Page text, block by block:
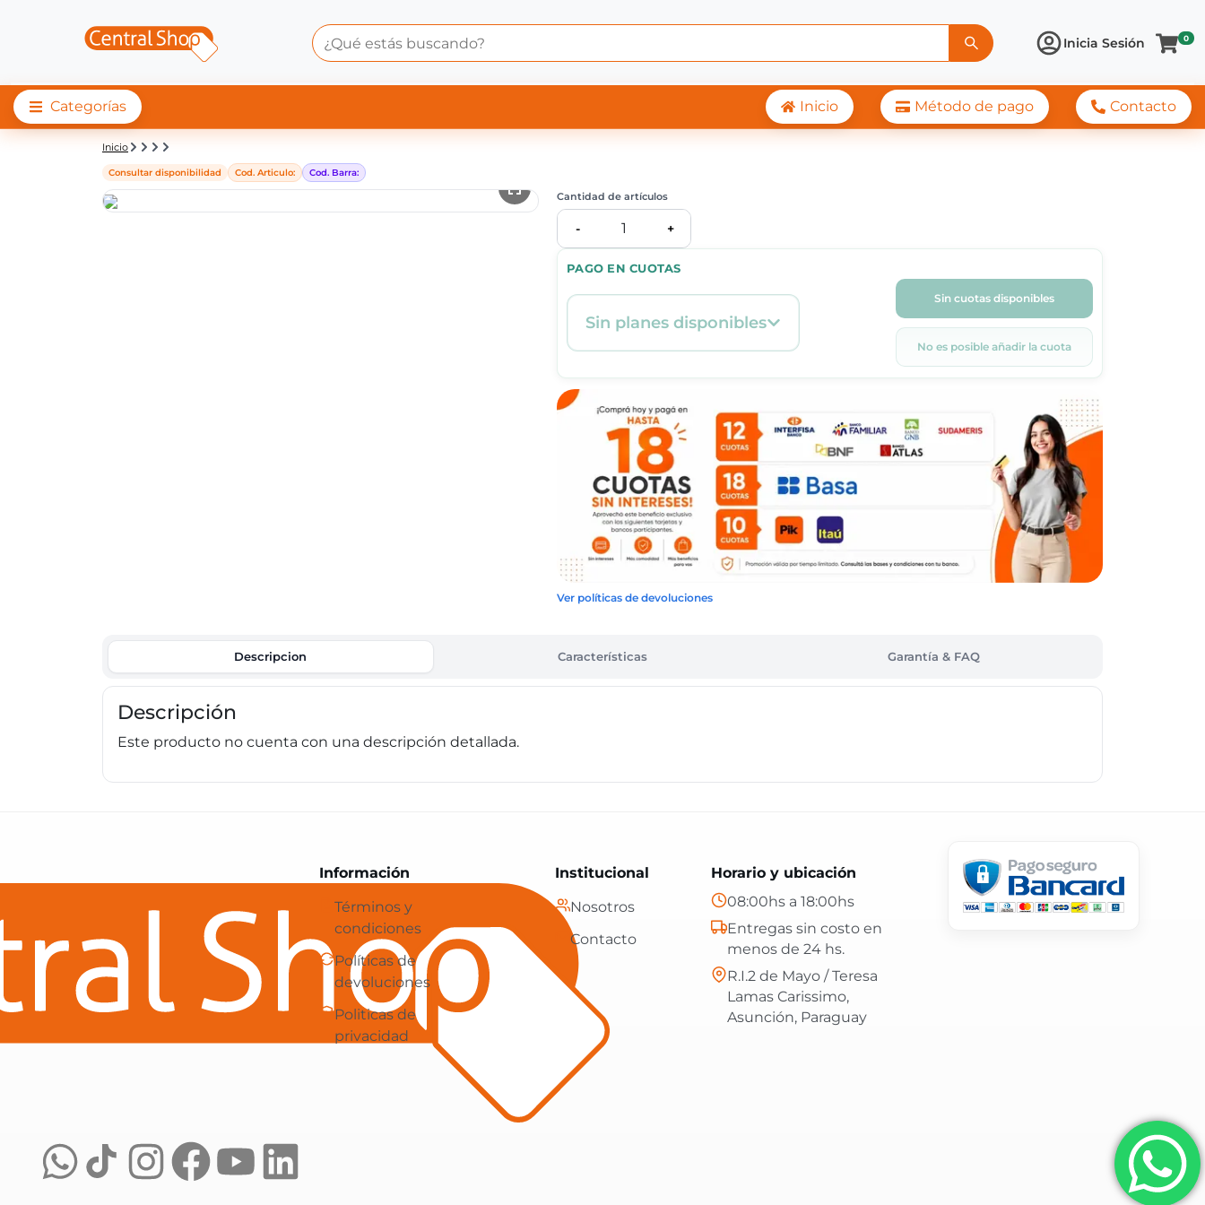
Inicia Sesión 0
Categorías Inicio Método de pago Contacto
Detalle de producto | Central Shop
Inicio
Consultar disponibilidad Cod. Articulo: Cod. Barra:
PAGO EN CUOTAS
Sin planes disponibles
Sin cuotas disponibles
No es posible añadir la cuota
Cantidad de artículos
- 1 +
Ver políticas de devoluciones
Descripcion Características Garantía & FAQ
Descripción
Este producto no cuenta con una descripción detallada.
Central Shop es tu e-commerce en Paraguay: tecnología, hogar y más, con envíos gratis en 24 hs y atención confiable.
Información
Términos y
condiciones
Políticas de
devoluciones
Politicas de
privacidad
Institucional
Nosotros
Contacto
Horario y ubicación
08:00hs a 18:00hs
Entregas sin costo en
menos de 24 hs.
R.I.2 de Mayo / Teresa
Lamas Carissimo,
Asunción, Paraguay